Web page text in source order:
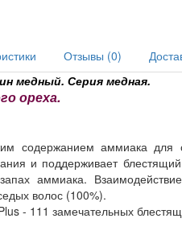
Отзывы (0)
медный. Серия медная.
ореха.
содержанием аммиака для
и поддерживает
аммиака.
волос (100%).
- 111 замечательных